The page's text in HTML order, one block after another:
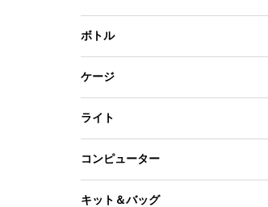
ボトル
ケージ
ライト
コンピューター
キット＆バッグ